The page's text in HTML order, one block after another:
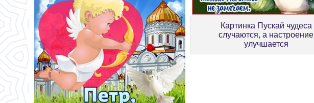
Картинка Пускай чудеса
случаются, а настроение
улучшается